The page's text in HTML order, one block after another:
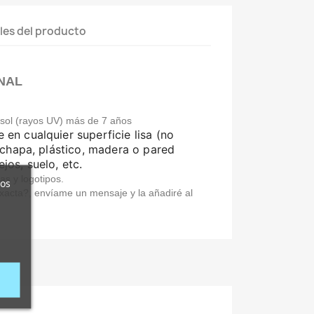
del producto
(rayos UV) más de 7 años
en cualquier superficie lisa (no
plástico, madera o pared
suelo, etc.
y logotipos.
envíame un mensaje y la añadiré al